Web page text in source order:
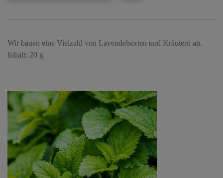
Wir bauen eine Vielzahl von Lavendelsorten und Kräutern an.
Inhalt: 20 g